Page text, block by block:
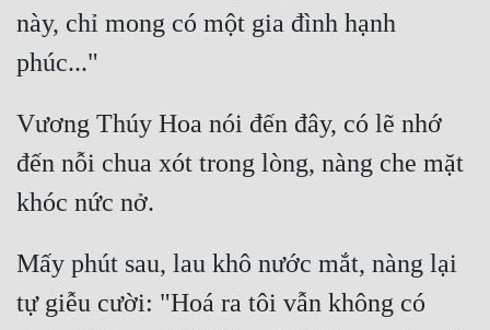
này, chỉ mong có một gia đình hạnh
Vương Thúy Hoa nói đến đây, có lẽ nhớ
đến nỗi chua xót trong lòng, nàng che mặt
Mấy phút sau, lau khô nước mắt, nàng lại
tự giễu cười: "Hoá ra tôi vẫn không có